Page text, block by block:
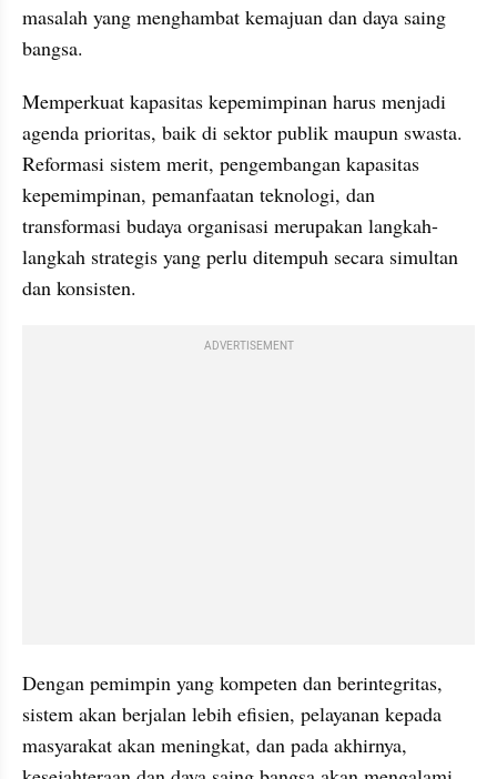
masalah yang menghambat kemajuan dan daya saing
bangsa.
Memperkuat kapasitas kepemimpinan harus menjadi
agenda prioritas, baik di sektor publik maupun swasta.
Reformasi sistem merit, pengembangan kapasitas
kepemimpinan, pemanfaatan teknologi, dan
transformasi budaya organisasi merupakan langkah-
langkah strategis yang perlu ditempuh secara simultan
dan konsisten.
ADVERTISEMENT
Dengan pemimpin yang kompeten dan berintegritas,
sistem akan berjalan lebih efisien, pelayanan kepada
masyarakat akan meningkat, dan pada akhirnya,